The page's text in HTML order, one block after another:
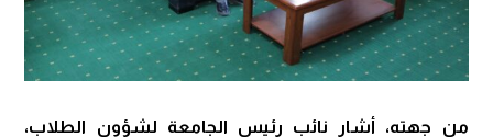
من جهته، أشار نائب رئيس الجامعة لشؤون الطلاب،